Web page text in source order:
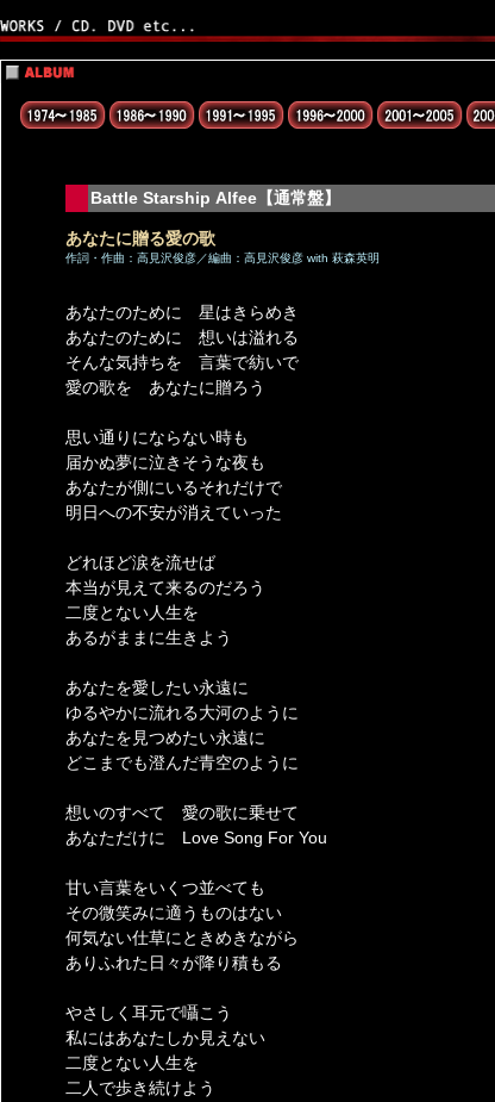
Battle Starship Alfee【通常盤】
あなたに贈る愛の歌
作詞・作曲：高見沢俊彦／編曲：高見沢俊彦 with 萩森英明
あなたのために 星はきらめき
あなたのために 想いは溢れる
そんな気持ちを 言葉で紡いで
愛の歌を あなたに贈ろう
思い通りにならない時も
届かぬ夢に泣きそうな夜も
あなたが側にいるそれだけで
明日への不安が消えていった
どれほど涙を流せば
本当が見えて来るのだろう
二度とない人生を
あるがままに生きよう
あなたを愛したい永遠に
ゆるやかに流れる大河のように
あなたを見つめたい永遠に
どこまでも澄んだ青空のように
想いのすべて 愛の歌に乗せて
あなただけに Love Song For You
甘い言葉をいくつ並べても
その微笑みに適うものはない
何気ない仕草にときめきながら
ありふれた日々が降り積もる
やさしく耳元で囁こう
私にはあなたしか見えない
二度とない人生を
二人で歩き続けよう